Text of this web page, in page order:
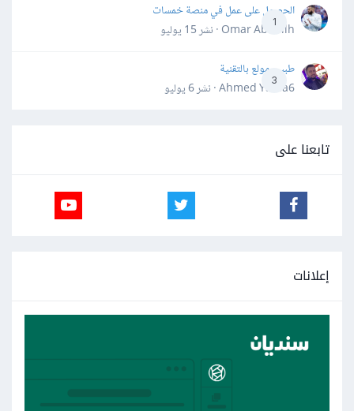
1
الحصول على عمل في منصة خمسات
Omar Abdallh · نشر
15 يوليو
3
طبيب مولع بالتقنية
Ahmed Yahia6 · نشر
6 يوليو
تابعنا على
إعلانات